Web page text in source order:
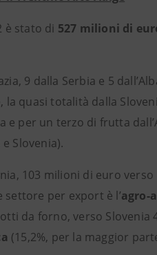
è stato di 527 milioni di
9 dalla Serbia e 5
quasi totalità dalla
per un terzo di frutta
Slovenia).
103 milioni di euro verso
settore per export è l’agro-
da forno, verso Slovenia
(15,2%, per la maggior